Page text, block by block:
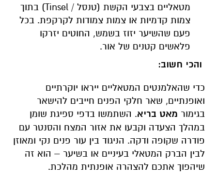
מטאליים בצבעי הקשת (טנסל / Tinsel) בתוך
צמות קדמיות או צמות צמודות לקרקפת. בכל
פעם שהשיער יזוז בשמש, החוטים יזרקו
פלאשים קטנים של אור.
והכי חשוב:
כדי שהאלמנטים המטאליים ייראו יוקרתיים
ואופנתיים, שאר חלקי הפנים חייבים להישאר
בגימור מאט בריא. השתמשו בדפי ספיגת שומן
במהלך הצעדה וקבעו את אזור המצח והסנטר עם
פודרה שקופה ודקה. הניגוד בין עור פנים נקי ומאוזן
לבין הברק המטאלי בעיניים או בשיער – הוא זה
שיהפוך אתכם להצהרה אופנתית מהלכת.